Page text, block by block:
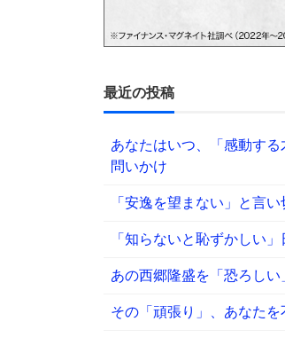
最近の投稿
あなたはいつ、「感動す
問いかけ
「安逸を望まない」と言
「知らないと恥ずかしい
あの西郷隆盛を「恐ろし
その「頑張り」、あなた